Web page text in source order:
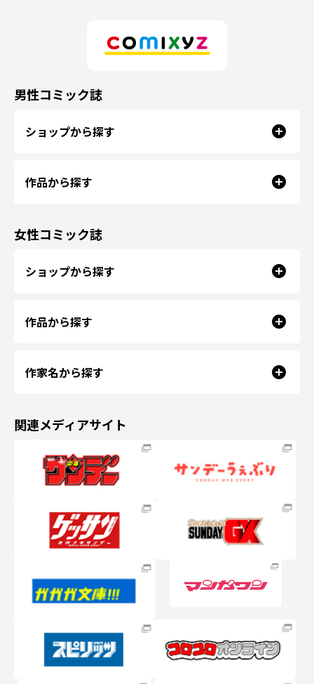
男性コミック誌
ショップから探す
作品から探す
女性コミック誌
ショップから探す
作品から探す
作家名から探す
関連メディアサイト